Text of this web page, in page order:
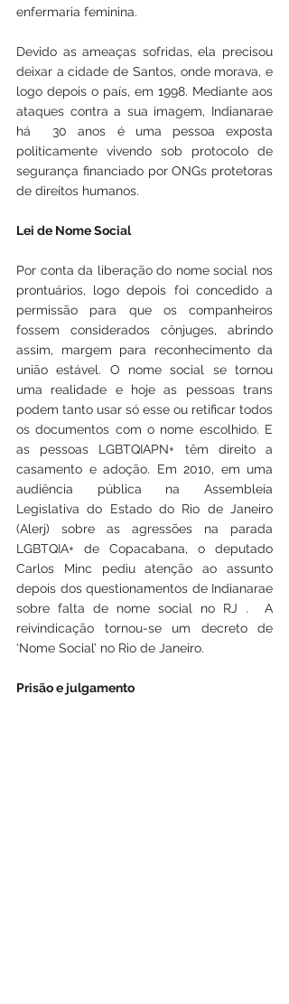
enfermaria feminina.
Devido as ameaças sofridas, ela precisou
deixar a cidade de Santos, onde morava, e
logo depois o país, em 1998. Mediante aos
ataques contra a sua imagem, Indianarae
há  30 anos é uma pessoa exposta
politicamente vivendo sob protocolo de
segurança financiado por ONGs protetoras
de direitos humanos.
Lei de Nome Social
Por conta da liberação do nome social nos
prontuários, logo depois foi concedido a
permissão para que os companheiros
fossem considerados cônjuges, abrindo
assim, margem para reconhecimento da
união estável. O nome social se tornou
uma realidade e hoje as pessoas trans
podem tanto usar só esse ou retificar todos
os documentos com o nome escolhido. E
as pessoas LGBTQIAPN+ têm direito a
casamento e adoção. Em 2010, em uma
audiência pública na Assembleia
Legislativa do Estado do Rio de Janeiro
(Alerj) sobre as agressões na parada
LGBTQIA+ de Copacabana, o deputado
Carlos Minc pediu atenção ao assunto
depois dos questionamentos de Indianarae
sobre falta de nome social no RJ .  A
reivindicação tornou-se um decreto de
‘Nome Social’ no Rio de Janeiro.
Prisão e julgamento